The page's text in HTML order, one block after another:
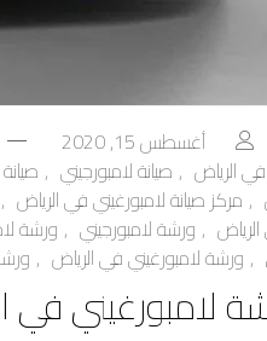
أغسطس 15, 2020
الرياض , صيانة لامبورجيني ,
, مركز صيانة لامبورغيني في الرياض ,
, ورشة لامبورجيني , ورشة
, ورشة لامبورغيني في الرياض ,
لامبورغيني في